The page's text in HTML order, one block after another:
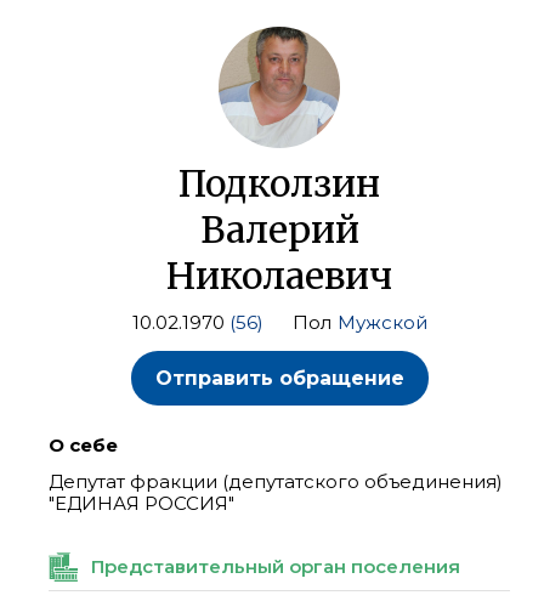
Подколзин
Валерий
Николаевич
10.02.1970 (56) Пол Мужской
Отправить обращение
О себе
Депутат фракции (депутатского объединения)
"ЕДИНАЯ РОССИЯ"
Представительный орган поселения